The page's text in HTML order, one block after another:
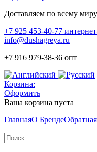
Доставляем по всему
+7 925 453-40-77
info@dushagreya.ru
+7 916 979-38-36 опт
Корзина:
Оформить
Ваша корзина пуста
ГлавнаяО Бренде